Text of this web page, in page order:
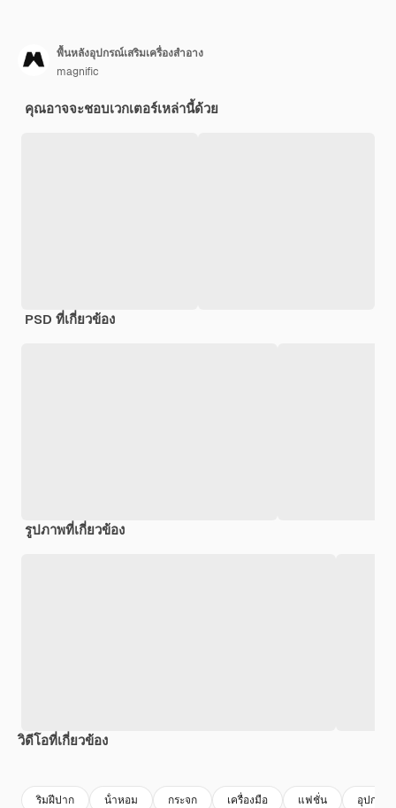
พื้นหลังอุปกรณ์เสริมเครื่องสำอาง
magnific
คุณอาจจะชอบเวกเตอร์เหล่านี้ด้วย
PSD ที่เกี่ยวข้อง
รูปภาพที่เกี่ยวข้อง
วิดีโอที่เกี่ยวข้อง
ริมฝีปาก น้ําหอม กระจก เครื่องมือ แฟชั่น อุปกรณ์